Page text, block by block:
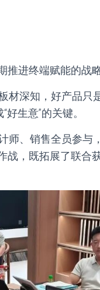
进终端赋能的战略
材深知，好产品只
生意”的关键。
师、销售全员参与
战，既拓展了联合